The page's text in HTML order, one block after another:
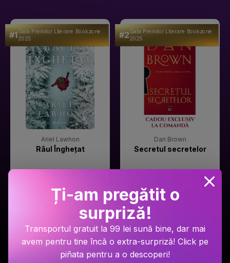
#1Gala Premilor Literare Bookzone
2025
Ariel Lawhon
Râul Înghețat
Adaugă în coș
#2Gala Premilor Literare Bookzone
2025
Dan Brown
Secretul secretelor
Ți-am pregătit o
surpriză!
Transportul gratuit la 99 lei sună bine, dar mai
avem pentru tine încă o extra-surpriză! Click pe
piñata pentru a o descoperi!